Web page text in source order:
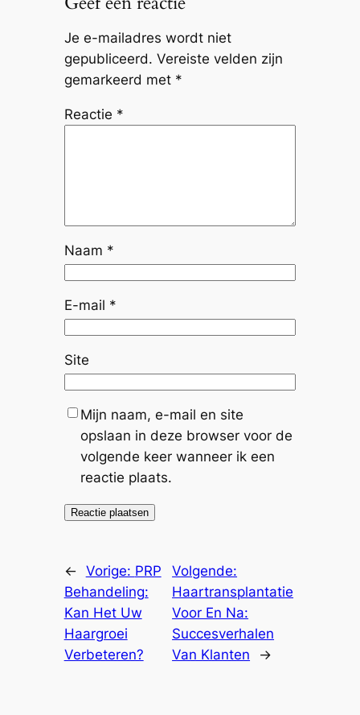
Je e-mailadres wordt niet
gepubliceerd. Vereiste velden zijn
gemarkeerd met *
Reactie *
Naam *
E-mail *
Site
Mijn naam, e-mail en site
opslaan in deze browser voor de
volgende keer wanneer ik een
reactie plaats.
← Vorige: PRP
Behandeling:
Kan Het Uw
Haargroei
Verbeteren?
Volgende:
Haartransplantatie
Voor En Na:
Succesverhalen
Van Klanten
→